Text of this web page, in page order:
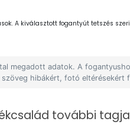
A kiválasztott fogantyút tetszés
megadott adatok. A
hibákért, fotó eltérésekért
további